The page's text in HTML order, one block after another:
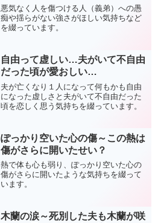
悪気なく人を傷つける人（義弟）への愚
痴や揺らがない強さがほしい気持ちなど
を綴っています。
自由って虚しい…夫がいて不自由
だった頃が愛おしい…
夫が亡くなり１人になって何もかも自由
になった虚しさと夫がいて不自由だった
頃を恋しく思う気持ちを綴っています。
ぽっかり空いた心の傷～この熱は
傷がさらに開いたせい？
熱で体も心も弱り、ぽっかり空いた心の
傷がさらに開いたような気持ちを綴って
います。
木蘭の涙～死別した夫も木蘭が咲